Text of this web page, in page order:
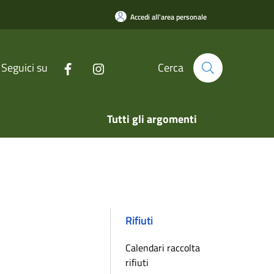
Accedi all'area personale
Seguici su Cerca
Tutti gli argomenti
Rifiuti
Calendari raccolta
rifiuti